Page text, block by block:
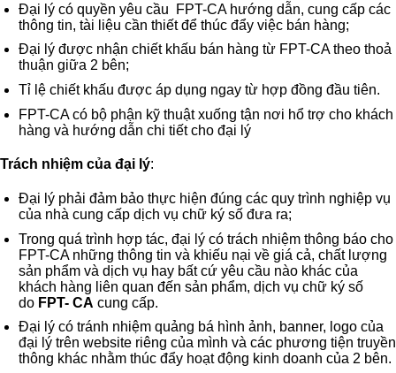
Đại lý có quyền yêu cầu FPT-CA hướng dẫn, cung cấp các
thông tin, tài liệu cần thiết để thúc đẩy việc bán hàng;
Đại lý được nhận chiết khấu bán hàng từ FPT-CA theo thoả
thuận giữa 2 bên;
Tỉ lệ chiết khấu được áp dụng ngay từ hợp đồng đầu tiên.
FPT-CA có bộ phận kỹ thuật xuống tận nơi hổ trợ cho khách
hàng và hướng dẫn chi tiết cho đại lý
Trách nhiệm của đại lý:
Đại lý phải đảm bảo thực hiện đúng các quy trình nghiệp vụ
của nhà cung cấp dịch vụ chữ ký số đưa ra;
Trong quá trình hợp tác, đại lý có trách nhiệm thông báo cho
FPT-CA những thông tin và khiếu nại về giá cả, chất lượng
sản phẩm và dịch vụ hay bất cứ yêu cầu nào khác của
khách hàng liên quan đến sản phẩm, dịch vụ chữ ký số
doFPT- CA cung cấp.
Đại lý có tránh nhiệm quảng bá hình ảnh, banner, logo của
đại lý trên website riêng của mình và các phương tiện truyền
thông khác nhằm thúc đẩy hoạt động kinh doanh của 2 bên.